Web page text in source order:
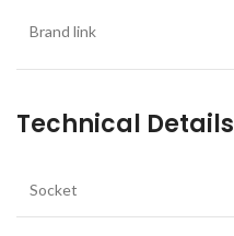
Brand link
Technical Details
Socket